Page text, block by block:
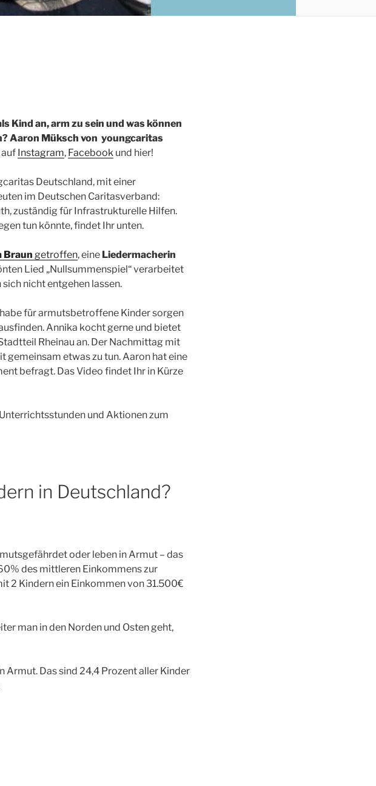
Kind an, arm zu sein und was können
Aaron Müksch von youngcaritas
Instagram, Facebook und hier!
Deutschland, mit einer
im Deutschen Caritasverband:
zuständig für Infrastrukturelle Hilfen.
tun könnte, findet Ihr unten.
Braun getroffen, eine Liedermacherin
Lied „Nullsummenspiel“ verarbeitet
nicht entgehen lassen.
für armutsbetroffene Kinder sorgen
Annika kocht gerne und bietet
Rheinau an. Der Nachmittag mit
gemeinsam etwas zu tun. Aaron hat eine
befragt. Das Video findet Ihr in Kürze
und Aktionen zum
in Deutschland?
oder leben in Armut – das
des mittleren Einkommens zur
2 Kindern ein Einkommen von 31.500€
man in den Norden und Osten geht,
Armut. Das sind 24,4 Prozent aller Kinder